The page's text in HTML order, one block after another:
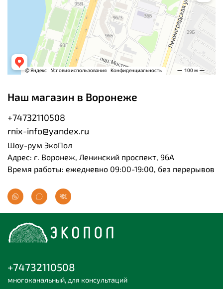
Наш магазин в Воронеже
+74732110508
rnix-info@yandex.ru
Шоу-рум ЭкоПол
Адрес: г. Воронеж, Ленинский проспект, 96А
Время работы: ежедневно 09:00-19:00, без перерывов
+74732110508
многоканальный, для консультаций